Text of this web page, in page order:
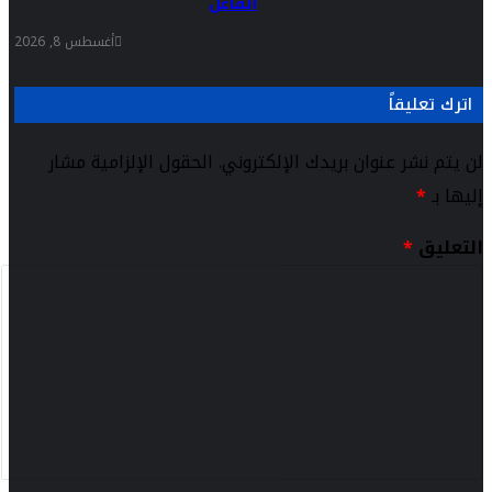
أغسطس 8, 2026
اترك تعليقاً
لن يتم نشر عنوان بريدك الإلكتروني. الحقول الإلزامية مشار
إليها بـ*
التعليق*